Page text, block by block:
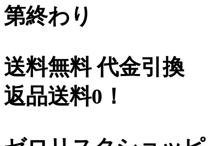
第終わり
送料無料 代金引換
返品送料0！